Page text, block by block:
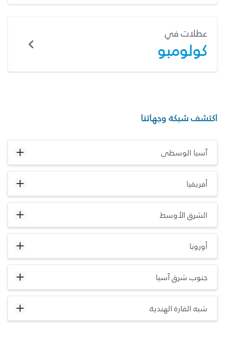
عطلات في
كولومبو
اكتشف شبكة وجهاتنا
آسيا الوسطى
أفريقيا
الشرق الأوسط
أوروبا
جنوب شرق آسيا
شبه القارة الهندية